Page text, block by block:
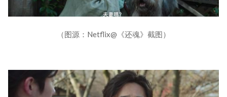
（图源：Netflix@《还魂》截图）